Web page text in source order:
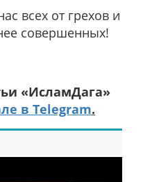
всех от грехов и
совершенных!
«ИсламДага»
в Telegram.